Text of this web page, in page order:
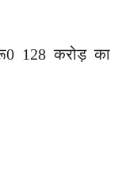
128 करोड़ का